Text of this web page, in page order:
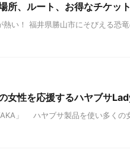
所、ルート、お得なチケッ
熱い！ 福井県勝山市にそびえる恐
女性を応援するハヤブサ
」 ハヤブサ製品を使い多くの